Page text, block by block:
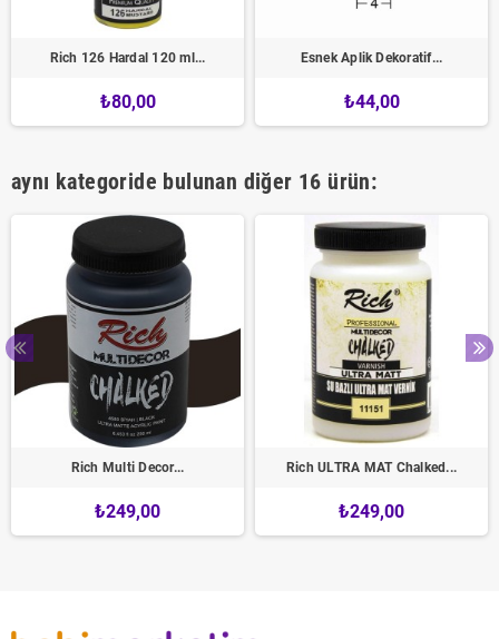
Rich 126 Hardal 120 ml...
₺80,00
Esnek Aplik Dekoratif...
₺44,00
aynı kategoride bulunan diğer 16 ürün:
Rich Multi Decor...
₺249,00
Rich ULTRA MAT Chalked...
₺249,00